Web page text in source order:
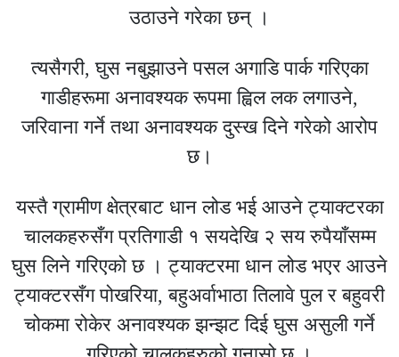
उठाउने गरेका छन् ।
त्यसैगरी, घुस नबुझाउने पसल अगाडि पार्क गरिएका
गाडीहरूमा अनावश्यक रूपमा ह्विल लक लगाउने,
जरिवाना गर्ने तथा अनावश्यक दुस्ख दिने गरेको आरोप
छ।
यस्तै ग्रामीण क्षेत्रबाट धान लोड भई आउने ट्याक्टरका
चालकहरुसँग प्रतिगाडी १ सयदेखि २ सय रुपैयाँसम्म
घुस लिने गरिएको छ । ट्याक्टरमा धान लोड भएर आउने
ट्याक्टरसँग पोखरिया, बहुअर्वाभाठा तिलावे पुल र बहुवरी
चोकमा रोकेर अनावश्यक झन्झट दिई घुस असुली गर्ने